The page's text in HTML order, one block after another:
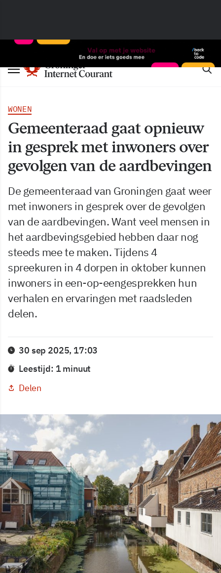
WONEN
Gemeenteraad gaat opnieuw
in gesprek met inwoners over
gevolgen van de aardbevingen
De gemeenteraad van Groningen gaat weer
met inwoners in gesprek over de gevolgen
van de aardbevingen. Want veel mensen in
het aardbevingsgebied hebben daar nog
steeds mee te maken. Tijdens 4
spreekuren in 4 dorpen in oktober kunnen
inwoners in een-op-eengesprekken hun
verhalen en ervaringen met raadsleden
delen.
30 sep 2025, 17:03
Leestijd: 1 minuut
Delen